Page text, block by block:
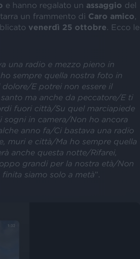
e hanno regalato un assaggio del
un frammento di Caro amico
venerdì 25 ottobre . Ecco le
una radio e mezzo pieno in
sempre quella nostra foto in
E potrei non essere il
ma anche da peccatore/E ti
fuori città/Su quel marciapiede
in camera/Non ho ancora
anno fa/Ci bastava una radio
muri e città/Ma ho sempre quella
anche questa notte/Rifarei,
grandi per la nostra età/Non
siamo solo a metà”.